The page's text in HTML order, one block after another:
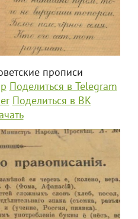
прописи
Поделиться в Telegram
Поделиться в ВК